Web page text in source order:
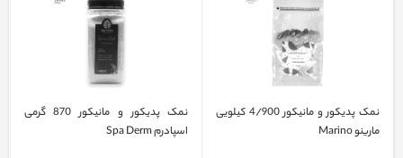
نمک پدیکور و مانیکور 4/900 کیلویی
مارینو Marino
نمک پدیکور و مانیکور 870 گرمی
اسپادرم Spa Derm